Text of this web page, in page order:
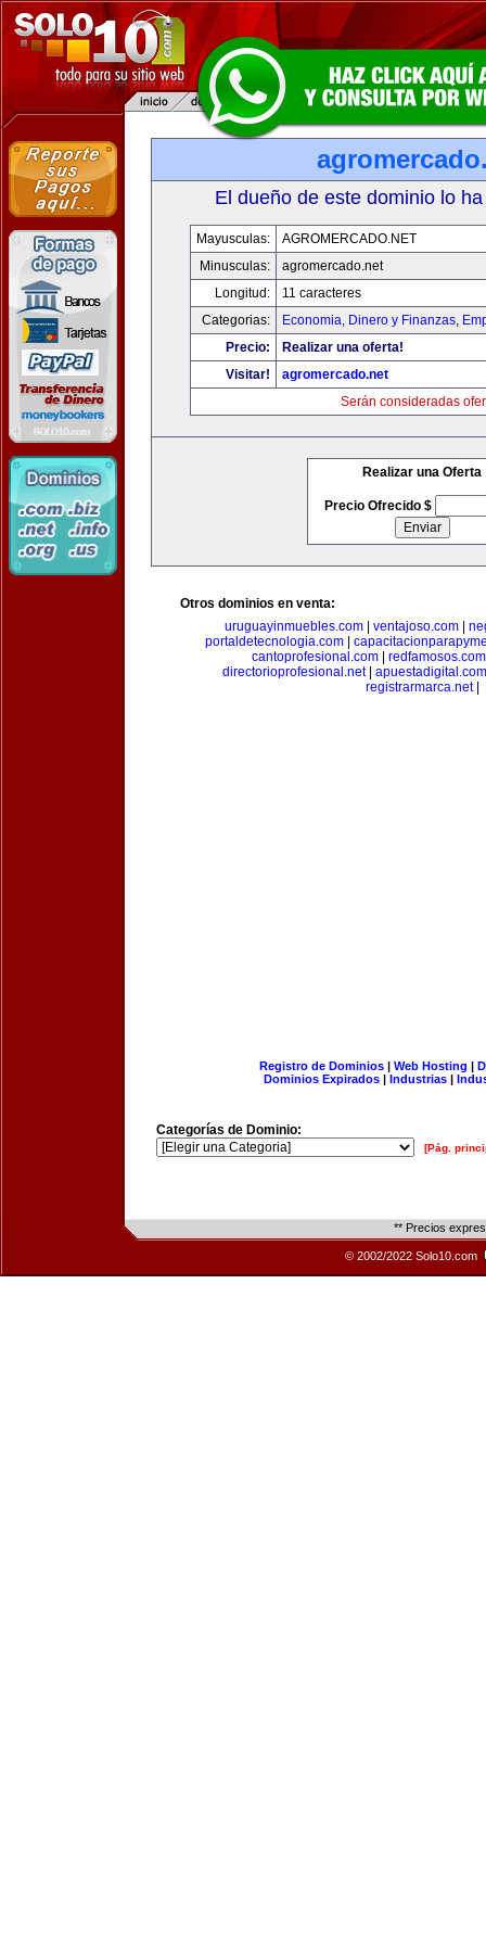
El dueño de este dominio lo
Mayusculas:
AGROMERCADO.NET
Minusculas:
agromercado.net
Longitud:
11 caracteres
Categorias:
Economia, Dinero y Finanzas,
Precio:
Realizar una oferta!
Visitar!
agromercado.net
Serán consideradas
Realizar una Oferta
Precio Ofrecido $
Otros dominios en venta:
uruguayinmuebles.com| ventajoso.com|
portaldetecnologia.com|
cantoprofesional.com
redfamosos.com
directorioprofesional.net| apuestadigital.com
registrarmarca.net|
Registro de Dominios| Web Hosting |
Dominios Expirados | Industrias |
Categorías de Dominio:
[Pág.
** Precios
© 2002/2022 Solo10.com